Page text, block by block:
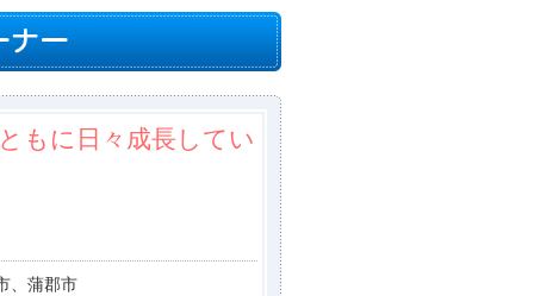
もに日々成長してい
、蒲郡市